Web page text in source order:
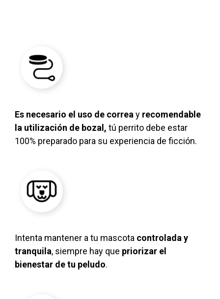
Es necesario el uso de correa y recomendable
la utilización de bozal, tú perrito debe estar
100% preparado para su experiencia de ficción.
Intenta mantener a tu mascota controlada y
tranquila, siempre hay que priorizar el
bienestar de tu peludo.